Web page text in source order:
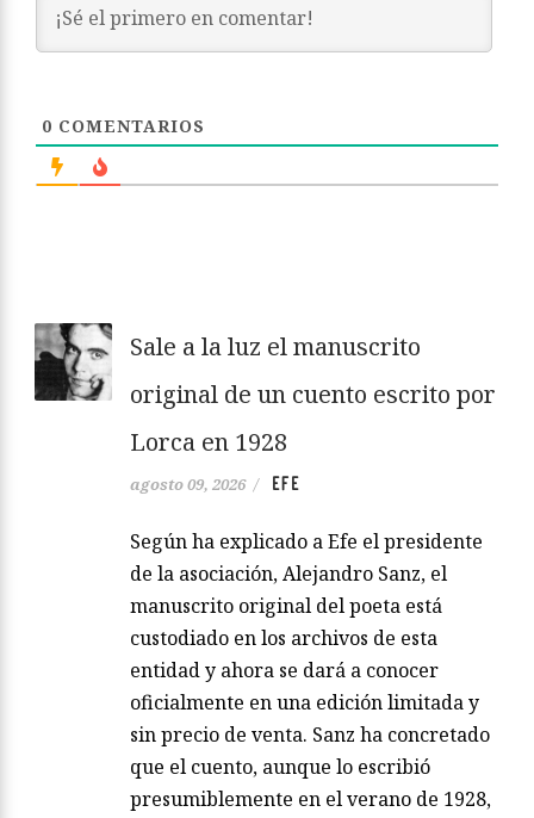
0 COMENTARIOS
Sale a la luz el manuscrito
original de un cuento escrito por
Lorca en 1928
agosto 09, 2026 / EFE
Según ha explicado a Efe el presidente
de la asociación, Alejandro Sanz, el
manuscrito original del poeta está
custodiado en los archivos de esta
entidad y ahora se dará a conocer
oficialmente en una edición limitada y
sin precio de venta. Sanz ha concretado
que el cuento, aunque lo escribió
presumiblemente en el verano de 1928,